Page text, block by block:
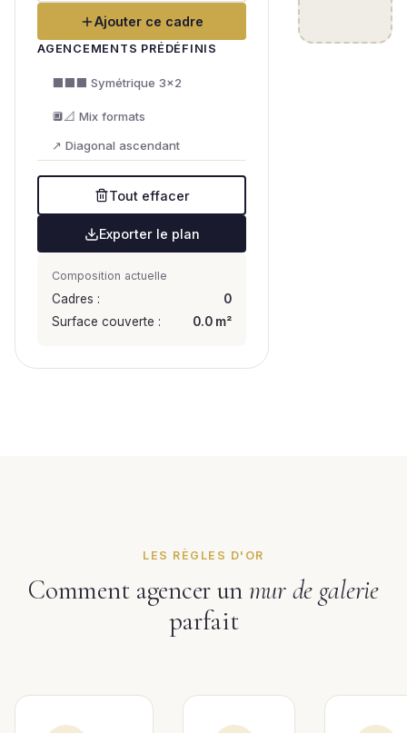
Ajouter ce cadre
AGENCEMENTS PRÉDÉFINIS
⬛⬛⬛ Symétrique 3×2
🔲📐 Mix formats
↗ Diagonal ascendant
Tout effacer
Exporter le plan
Composition actuelle
Cadres :
0
Surface couverte :
0.0 m²
LES RÈGLES D'OR
Comment agencer un mur de galerie
parfait